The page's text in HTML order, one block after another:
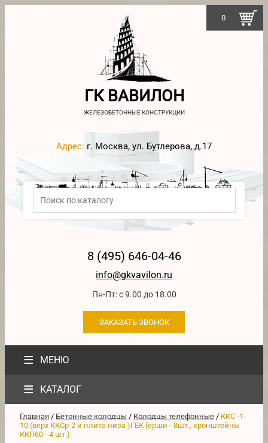
ГК ВАВИЛОН
ЖЕЛЕЗОБЕТОННЫЕ КОНСТРУКЦИИ
Адрес: г. Москва, ул. Бутлерова, д.17
8 (495) 646-04-46
info@gkvavilon.ru
Пн-Пт: с 9.00 до 18.00
ЗАКАЗАТЬ ЗВОНОК
≡ МЕНЮ
0
≡ КАТАЛОГ
Главная / Бетонные колодцы / Колодцы телефонные / ККС -1-
10 (верх ККСр-2 и плита низа )ГЕК (ерши - 8шт., кронштейны
ККП60 - 4 шт.)